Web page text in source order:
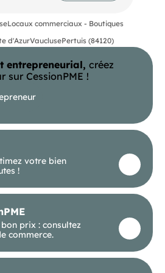
sur le site Géorisques :
acquéreur : 100 000
soit 120 000 € TTC
Locaux commerciaux - Boutiques
d'AzurVauclusePertuis (84120)
entrepreneurial, créez
sur CessionPME !
votre bien
!
prix : consultez
commerce.